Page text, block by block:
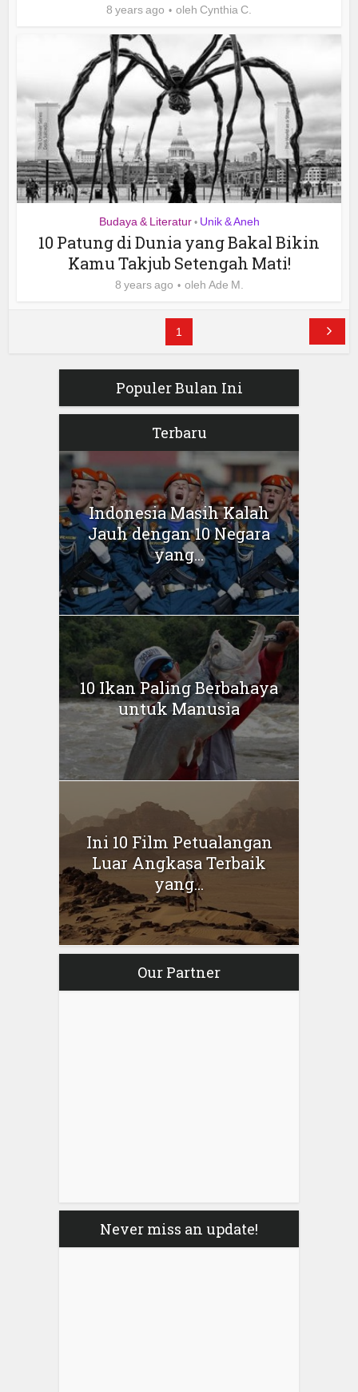
8 years ago oleh Cynthia C.
Budaya & Literatur • Unik & Aneh
10 Patung di Dunia yang Bakal Bikin
Kamu Takjub Setengah Mati!
8 years ago oleh Ade M.
1
Populer Bulan Ini
Terbaru
Indonesia Masih Kalah
Jauh dengan 10 Negara
yang...
10 Ikan Paling Berbahaya
untuk Manusia
Ini 10 Film Petualangan
Luar Angkasa Terbaik
yang...
Our Partner
Never miss an update!